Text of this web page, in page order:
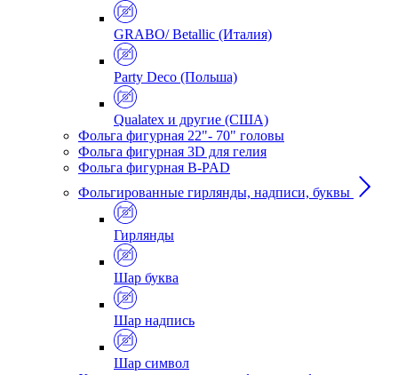
GRABO/ Betallic (Италия)
Party Deco (Польша)
Qualatex и другие (США)
Фольга фигурная 22"- 70" головы
Фольга фигурная 3D для гелия
Фольга фигурная B-PAD
Фольгированные гирлянды, надписи, буквы
Гирлянды
Шар буква
Шар надпись
Шар символ